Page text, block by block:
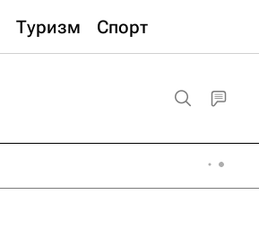
Туризм Спорт